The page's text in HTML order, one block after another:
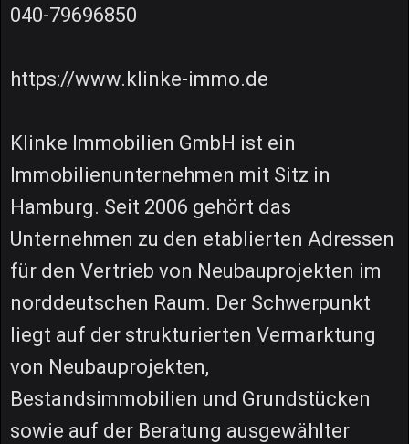
040-79696850
https://www.klinke-immo.de
Klinke Immobilien GmbH ist ein
Immobilienunternehmen mit Sitz in
Hamburg. Seit 2006 gehört das
Unternehmen zu den etablierten Adressen
für den Vertrieb von Neubauprojekten im
norddeutschen Raum. Der Schwerpunkt
liegt auf der strukturierten Vermarktung
von Neubauprojekten,
Bestandsimmobilien und Grundstücken
sowie auf der Beratung ausgewählter